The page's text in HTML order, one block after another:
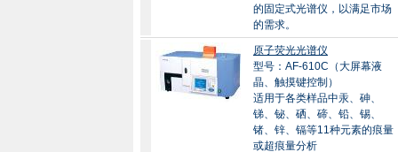
的固定式光谱仪，以满足市场
的需求。
原子荧光光谱仪
型号：AF-610C（大屏幕液
晶、触摸键控制）
适用于各类样品中汞、砷、
锑、铋、硒、碲、铅、锡、
锗、锌、镉等11种元素的痕量
或超痕量分析